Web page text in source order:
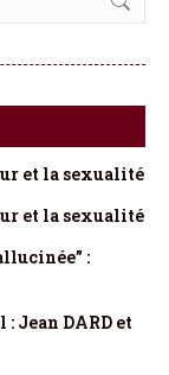
et la sexualité
et la sexualité
:
Jean DARD et